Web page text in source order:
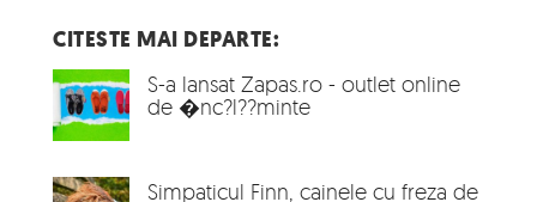
CITESTE MAI DEPARTE:
S-a lansat Zapas.ro - outlet online
de �nc?l??minte
Simpaticul Finn, cainele cu freza de